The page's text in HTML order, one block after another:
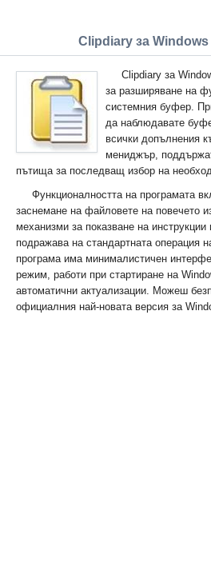
Clipdiary за Windows
Clipdiary за
за разширяване на
системния буфер.
да наблюдавате
всички допълнения
мениджър,
пътища за последващ избор на
Функционалността на програмата
заснемане на файловете на повечето
механизми за показване на
подражава на стандартната операция
програма има минималистичен
режим, работи при стартиране на
автоматични актуализации. Можеш
официалния най-новата версия за